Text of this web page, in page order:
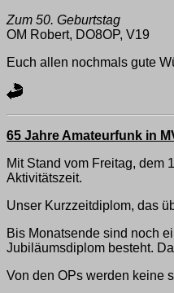
Zum 50. Geburtstag
OM Robert, DO8OP, V19
Euch allen nochmals gute
65 Jahre Amateurfunk in
Mit Stand vom Freitag, dem
Aktivitätszeit.
Unser Kurzzeitdiplom, das
Bis Monatsende sind noch
Jubiläumsdiplom besteht.
Von den OPs werden keine